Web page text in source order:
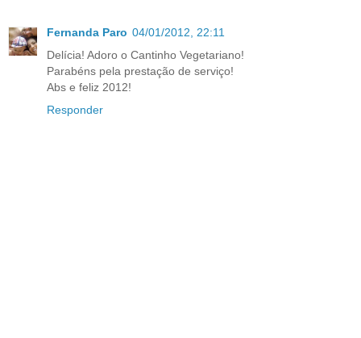
Fernanda Paro 04/01/2012, 22:11
Delícia! Adoro o Cantinho Vegetariano!
Parabéns pela prestação de serviço!
Abs e feliz 2012!
Responder